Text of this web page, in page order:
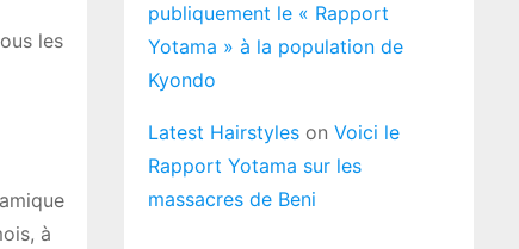
les
à
publiquement le « Rapport
Yotama » à la population de
Kyondo
Latest Hairstyles on Voici le
Rapport Yotama sur les
massacres de Beni